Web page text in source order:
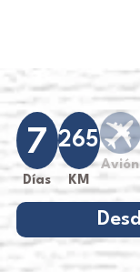
7
Días
265
KM
Avión